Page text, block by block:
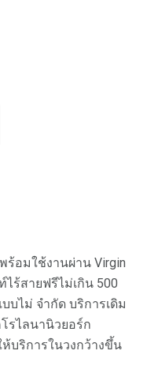
ร้อมใช้งานผ่าน Virgin
ร้สายฟรีไม่เกิน 500
บไม่ จำกัด บริการเดิม
รไลนานิวยอร์ก
บริการในวงกว้างขึ้น